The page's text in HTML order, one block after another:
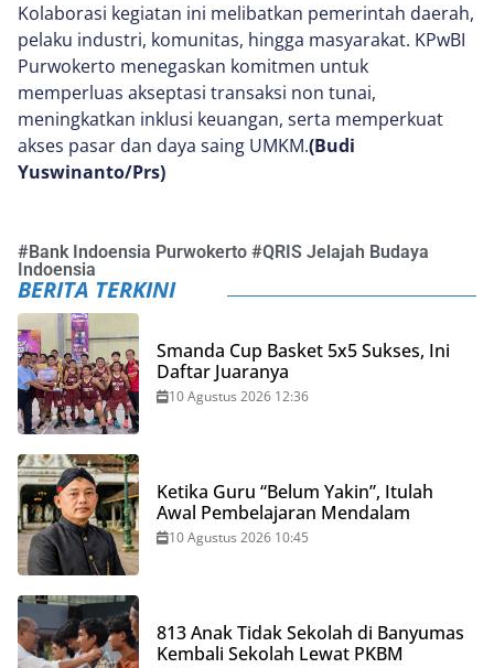
Kolaborasi kegiatan ini melibatkan pemerintah daerah,
pelaku industri, komunitas, hingga masyarakat. KPwBI
Purwokerto menegaskan komitmen untuk
memperluas akseptasi transaksi non tunai,
meningkatkan inklusi keuangan, serta memperkuat
akses pasar dan daya saing UMKM.(Budi
Yuswinanto/Prs)
#Bank Indoensia Purwokerto #QRIS Jelajah Budaya
Indoensia
BERITA TERKINI
Smanda Cup Basket 5x5 Sukses, Ini
Daftar Juaranya
10 Agustus 2026 12:36
Ketika Guru “Belum Yakin”, Itulah
Awal Pembelajaran Mendalam
10 Agustus 2026 10:45
813 Anak Tidak Sekolah di Banyumas
Kembali Sekolah Lewat PKBM